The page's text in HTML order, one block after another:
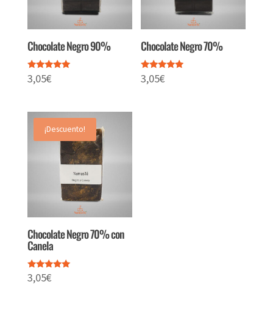
Chocolate Negro 90%
Valorado
con
3,05€
Chocolate Negro 70%
Valorado
con
3,05€
¡Descuento!
Chocolate Negro 70% con
Canela
Valorado
con
3,05€